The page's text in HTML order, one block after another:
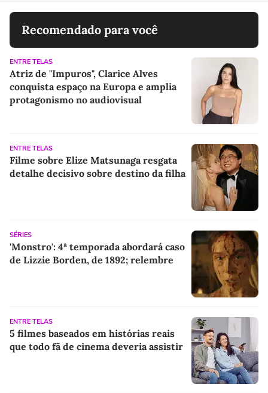
Recomendado para você
ENTRE TELAS
Atriz de "Impuros", Clarice Alves
conquista espaço na Europa e amplia
protagonismo no audiovisual
ENTRE TELAS
Filme sobre Elize Matsunaga resgata
detalhe decisivo sobre destino da filha
SÉRIES
'Monstro': 4ª temporada abordará caso
de Lizzie Borden, de 1892; relembre
ENTRE TELAS
5 filmes baseados em histórias reais
que todo fã de cinema deveria assistir